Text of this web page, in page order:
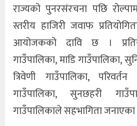
राज्यको पुनरसंरचना पछि
स्तरीय हाजिरी जवाफ
आयोजकको दावि छ ।
गाउँपालिका, माडि गाउँपालिका,
त्रिवेणी गाउँपालिका,
गाउँपालिका, सुनछहरी
गाउँपालिकाले सहभागिता जनाएका